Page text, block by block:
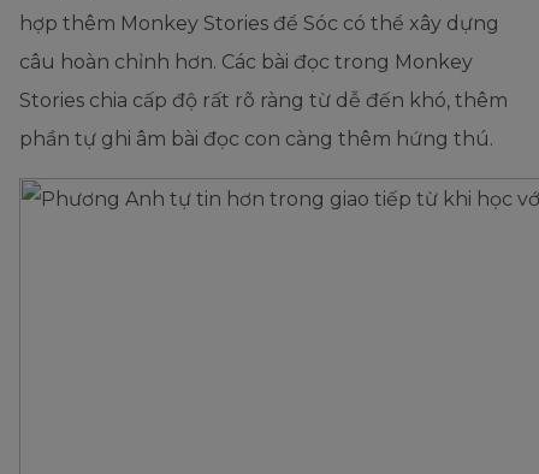
hợp thêm Monkey Stories để Sóc có thể xây dựng
câu hoàn chỉnh hơn. Các bài đọc trong Monkey
Stories chia cấp độ rất rõ ràng từ dễ đến khó, thêm
phần tự ghi âm bài đọc con càng thêm hứng thú.